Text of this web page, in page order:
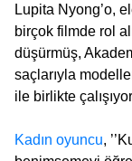
Lupita Nyong’o,
birçok filmde rol
düşürmüş,
saçlarıyla
ile birlikte
Kadın oyuncu,